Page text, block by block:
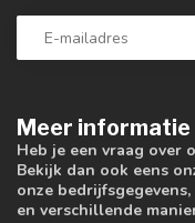
Meer informatie
Heb je een vraag over
Bekijk dan ook eens
onze
en verschillende